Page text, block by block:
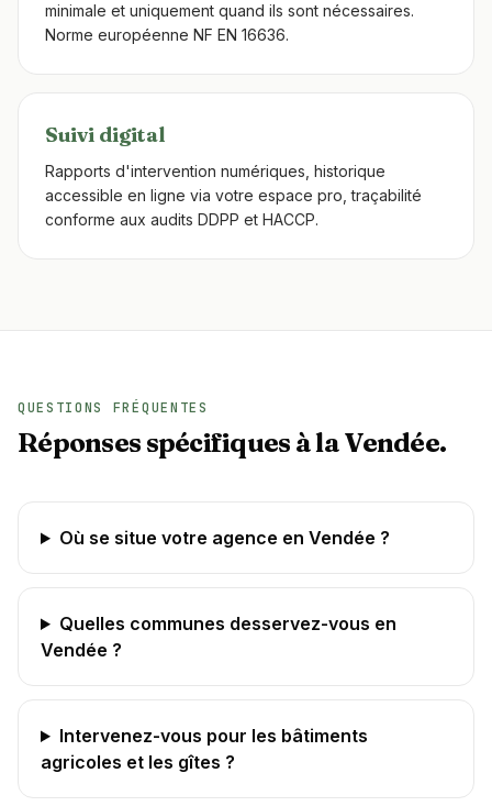
minimale et uniquement quand ils sont nécessaires.
Norme européenne NF EN 16636.
Suivi digital
Rapports d'intervention numériques, historique
accessible en ligne via votre espace pro, traçabilité
conforme aux audits DDPP et HACCP.
QUESTIONS FRÉQUENTES
Réponses spécifiques à la Vendée.
Où se situe votre agence en Vendée ?
Quelles communes desservez-vous en
Vendée ?
Intervenez-vous pour les bâtiments
agricoles et les gîtes ?